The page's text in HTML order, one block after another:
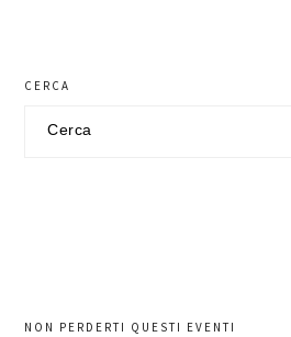
CERCA
NON PERDERTI QUESTI EVENTI